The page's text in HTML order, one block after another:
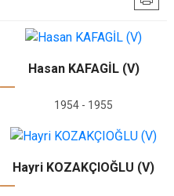
İyidere
Kalkandere
Pazar
Hasan KAFAGİL (V)
1954 - 1955
Hayri KOZAKÇIOĞLU (V)